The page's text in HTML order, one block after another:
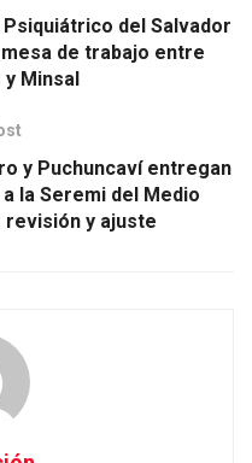
del Salvador
de trabajo entre
Minsal
y Puchuncaví entregan
la Seremi del Medio
revisión y ajuste